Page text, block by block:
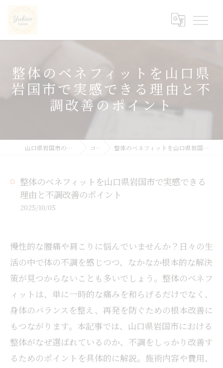
整体のベネフィットを山口県
岩国市で実感できる理由と不
調改善のポイント
山口県岩国市の整体ならyukicoサロン コラム 整体のベネフィットを山口県岩国市で実感できる理由と不調改善のポイント
整体のベネフィットを山口県岩国市で実感できる
理由と不調改善のポイント
2025/10/05
慢性的な腰痛や肩こりに悩んでいませんか？日々の生
活の中で体の不調を感じつつ、なかなか根本的な解決
策が見つからないことも多いでしょう。整体のベネフ
ィットは、単に一時的な痛みを和らげるだけでなく、
身体のバランスを整え、再発を防ぐための根本改善に
もつながります。本記事では、山口県岩国市における
整体がなぜ選ばれているのか、不調をしっかり改善す
るためのポイントを具体的に解説。施術内容や費用、